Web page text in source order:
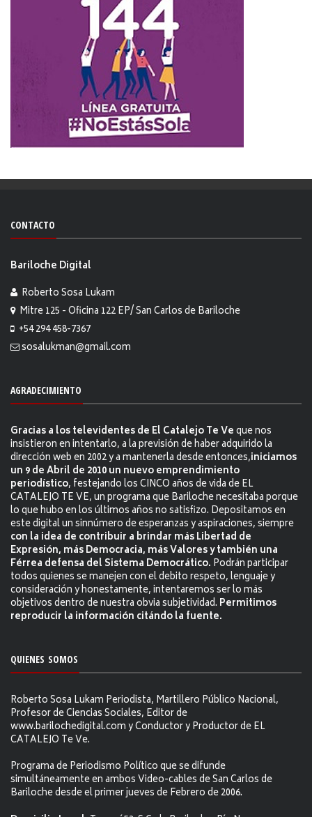
CONTACTO
Bariloche Digital
Roberto Sosa Lukam
Mitre 125 - Oficina 122 EP/ San Carlos de Bariloche
+54 294 458-7367
sosalukman@gmail.com
AGRADECIMIENTO
Gracias a los televidentes de El Catalejo Te Veque nos
insistieron en intentarlo, a la previsión de haber adquirido la
dirección web en 2002 y a mantenerla desde entonces,iniciamos
un 9 de Abril de 2010 un nuevo emprendimiento
periodístico, festejando los CINCO años de vida de EL
CATALEJO TE VE, un programa que Bariloche necesitaba porque
lo que hubo en los últimos años no satisfizo. Depositamos en
este digital un sinnúmero de esperanzas y aspiraciones, siempre
con la idea de contribuir a brindar más Libertad de
Expresión, más Democracia, más Valores y también una
Férrea defensa del Sistema Democrático. Podrán participar
todos quienes se manejen con el debito respeto, lenguaje y
consideración y honestamente, intentaremos ser lo más
objetivos dentro de nuestra obvia subjetividad. Permitimos
reproducir la información citándo la fuente.
QUIENES SOMOS
Roberto Sosa Lukam Periodista, Martillero Público Nacional,
Profesor de Ciencias Sociales, Editor de
www.barilochedigital.com y Conductor y Productor de EL
CATALEJO Te Ve.
Programa de Periodismo Político que se difunde
simultáneamente en ambos Video-cables de San Carlos de
Bariloche desde el primer jueves de Febrero de 2006.